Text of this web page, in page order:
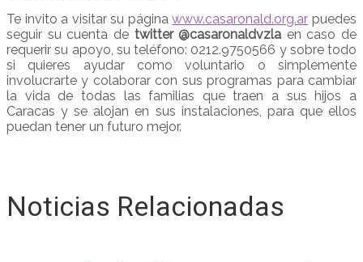
Te invito a visitar su páginawww.casaronald.org.ar puedes
seguir su cuenta de twitter @casaronaldvzla en caso de
requerir su apoyo, su teléfono: 0212.9750566 y sobre todo
si quieres ayudar como voluntario o simplemente
involucrarte y colaborar con sus programas para cambiar
la vida de todas las familias que traen a sus hijos a
Caracas y se alojan en sus instalaciones, para que ellos
puedan tener un futuro mejor.
Noticias Relacionadas